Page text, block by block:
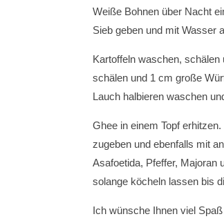
Weiße Bohnen über Nacht
Sieb geben und mit Wasser
Kartoffeln waschen,
schälen und 1 cm große
Lauch halbieren waschen
Ghee in einem Topf
zugeben und ebenfalls mit
Asafoetida, Pfeffer, Majoran
solange köcheln lassen bis
Ich wünsche Ihnen viel